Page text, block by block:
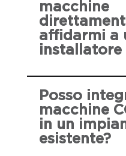
macchine
affidarmi a
installatore
Posso
macchine
in un
esistente?